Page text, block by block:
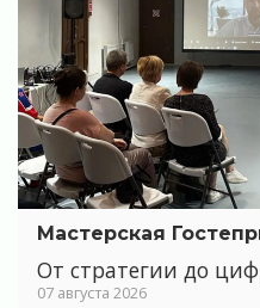
Мастерская
От стратегии до
07 августа 2026